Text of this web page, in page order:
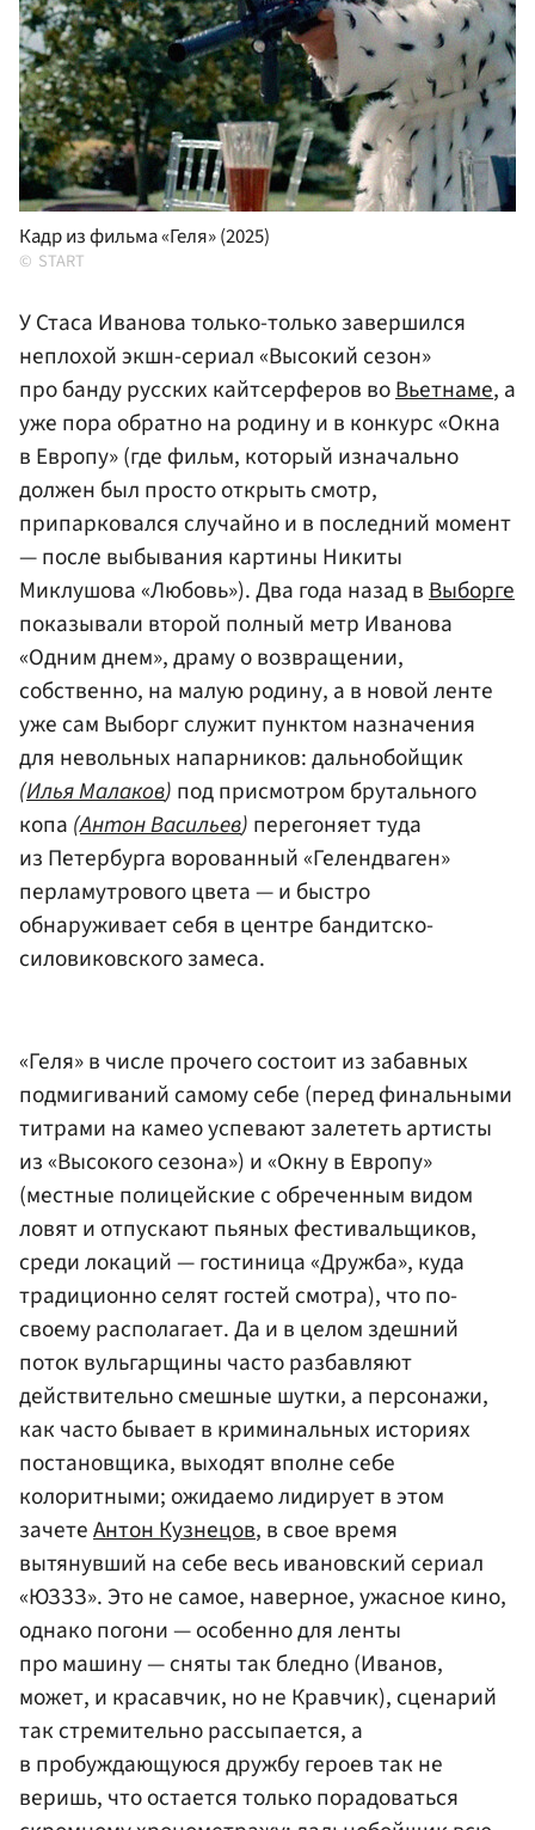
Кадр из фильма «Геля» (2025)
START
У Стаса Иванова только-только завершился
неплохой экшн-сериал «Высокий сезон»
про банду русских кайтсерферов воВьетнаме, а
уже пора обратно на родину и в конкурс «Окна
в Европу» (где фильм, который изначально
должен был просто открыть смотр,
припарковался случайно и в последний момент
— после выбывания картины Никиты
Миклушова «Любовь»). Два года назад вВыборге
показывали второй полный метр Иванова
«Одним днем», драму о возвращении,
собственно, на малую родину, а в новой ленте
уже сам Выборг служит пунктом назначения
для невольных напарников: дальнобойщик
(Илья Малаков) под присмотром брутального
копа (Антон Васильев) перегоняет туда
из Петербурга ворованный «Гелендваген»
перламутрового цвета — и быстро
обнаруживает себя в центре бандитско-
силовиковского замеса.
«Геля» в числе прочего состоит из забавных
подмигиваний самому себе (перед финальными
титрами на камео успевают залететь артисты
из «Высокого сезона») и «Окну в Европу»
(местные полицейские с обреченным видом
ловят и отпускают пьяных фестивальщиков,
среди локаций — гостиница «Дружба», куда
традиционно селят гостей смотра), что по-
своему располагает. Да и в целом здешний
поток вульгарщины часто разбавляют
действительно смешные шутки, а персонажи,
как часто бывает в криминальных историях
постановщика, выходят вполне себе
колоритными; ожидаемо лидирует в этом
зачетеАнтон Кузнецов, в свое время
вытянувший на себе весь ивановский сериал
«ЮЗЗЗ». Это не самое, наверное, ужасное кино,
однако погони — особенно для ленты
про машину — сняты так бледно (Иванов,
может, и красавчик, но не Кравчик), сценарий
так стремительно рассыпается, а
в пробуждающуюся дружбу героев так не
веришь, что остается только порадоваться